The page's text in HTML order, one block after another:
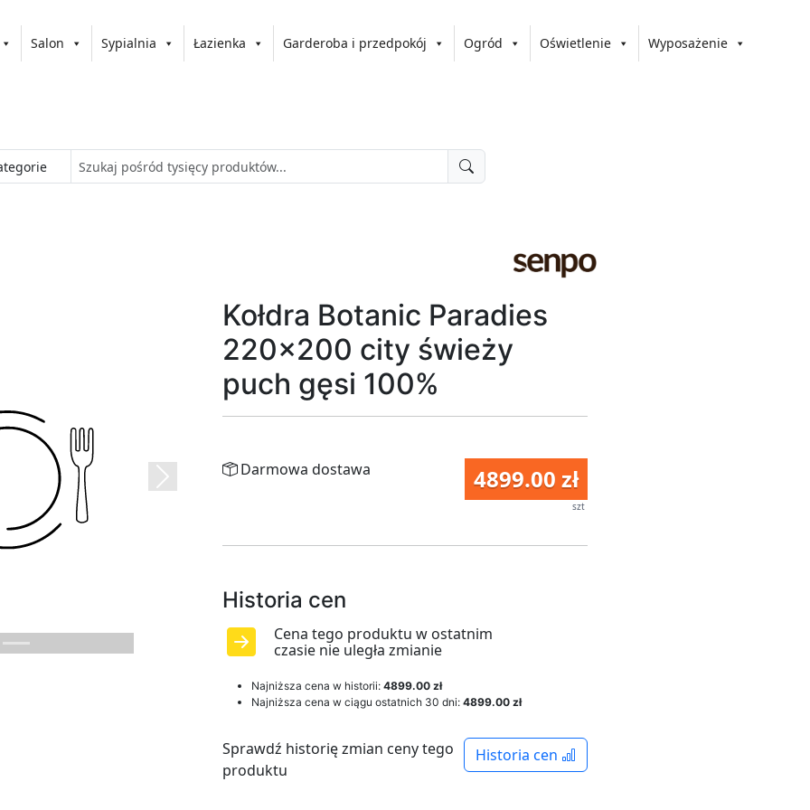
Salon Sypialnia Łazienka Garderoba i przedpokój Ogród Oświetlenie Wyposażenie
Next
Kołdra Botanic Paradies
220x200 city świeży
puch gęsi 100%
4899.00 zł
szt
Darmowa dostawa
Historia cen
Cena tego produktu w ostatnim
czasie nie uległa zmianie
Najniższa cena w historii: 4899.00 zł
Najniższa cena w ciągu ostatnich 30 dni: 4899.00 zł
Historia cen
Sprawdź historię zmian ceny tego
produktu